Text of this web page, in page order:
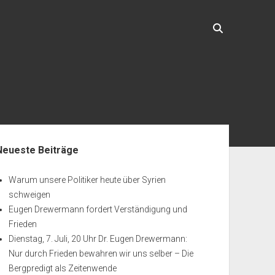
Beiträge
Warum unsere Politiker heute über Syrien
schweigen
Eugen Drewermann fordert Verständigung und
Frieden
Dienstag, 7. Juli, 20 Uhr Dr. Eugen Drewermann:
Nur durch Frieden bewahren wir uns selber – Die
Bergpredigt als Zeitenwende